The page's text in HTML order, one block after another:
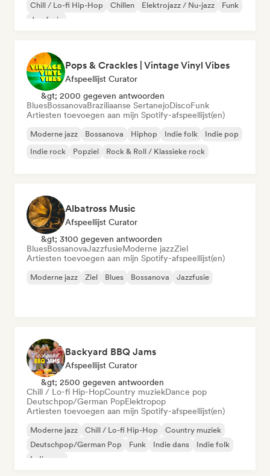
Chill / Lo-fi Hip-Hop
Chillen Elektrojazz / Nu-jazz
Funk
Jazzfusie
Pops & Crackles | Vintage Vinyl Vibes
Afspeellijst Curator
&gt; 2000 gegeven antwoorden
BluesBossanovaBraziliaanse SertanejoDiscoFunk
Artiesten toevoegen aan mijn Spotify-afspeellijst(en)
Moderne jazz Bossanova Hiphop Indie folk
Indie pop
Indie rock
Popziel Rock & Roll / Klassieke rock
Albatross Music
Afspeellijst Curator
&gt; 3100 gegeven antwoorden
BluesBossanovaJazzfusieModerne jazzZiel
Artiesten toevoegen aan mijn Spotify-afspeellijst(en)
Moderne jazz Ziel Blues Bossanova Jazzfusie
Backyard BBQ Jams
Afspeellijst Curator
&gt; 2500 gegeven antwoorden
Chill / Lo-fi Hip-HopCountry muziekDance pop
Deutschpop/German PopElektropop
Artiesten toevoegen aan mijn Spotify-afspeellijst(en)
Moderne jazz Chill / Lo-fi Hip-Hop
Country muziek
Deutschpop/German Pop
Funk Indie dans
Indie folk
Indie pop